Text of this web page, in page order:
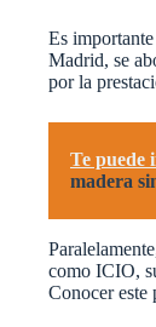
Es
Madrid, se
por la
Te puede
madera
como ICIO,
Conocer este